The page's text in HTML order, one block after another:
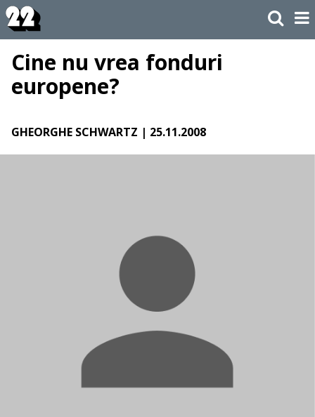
Cine nu vrea fonduri
europene?
GHEORGHE SCHWARTZ | 25.11.2008